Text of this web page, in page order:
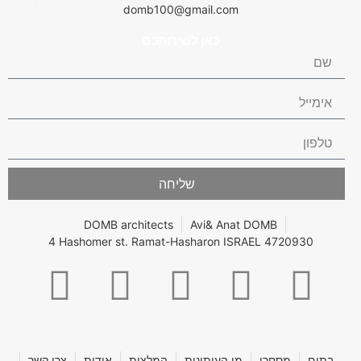
domb100@gmail.com
שליחה
DOMB architects
Avi& Anat DOMB
4 Hashomer st. Ramat-Hasharon ISRAEL 4720930